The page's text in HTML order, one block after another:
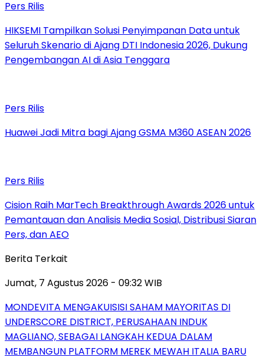
Pers Rilis
HIKSEMI Tampilkan Solusi Penyimpanan Data untuk
Seluruh Skenario di Ajang DTI Indonesia 2026, Dukung
Pengembangan AI di Asia Tenggara
Pers Rilis
Huawei Jadi Mitra bagi Ajang GSMA M360 ASEAN 2026
Pers Rilis
Cision Raih MarTech Breakthrough Awards 2026 untuk
Pemantauan dan Analisis Media Sosial, Distribusi Siaran
Pers, dan AEO
Berita Terkait
Jumat, 7 Agustus 2026 - 09:32 WIB
MONDEVITA MENGAKUISISI SAHAM MAYORITAS DI
UNDERSCORE DISTRICT, PERUSAHAAN INDUK
MAGLIANO, SEBAGAI LANGKAH KEDUA DALAM
MEMBANGUN PLATFORM MEREK MEWAH ITALIA BARU